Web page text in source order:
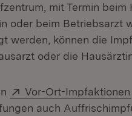
mit Termin beim
oder beim Betriebsarzt
werden, können die
oder die
Extern:
Vor-Ort-Impfaktionen
auch